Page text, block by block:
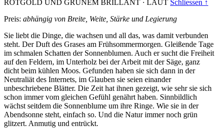
ROTGOLD UND GRÜNEM BRILLANT · LAUT Schliessen ↑
Preis: abhängig von Breite, Weite, Stärke und Legierung
Sie liebt die Dinge, die wachsen und all das, was damit verbunden
steht. Der Duft des Grases am Frühsommermorgen. Gleißende Tage
im schmalen Schatten der Sonnenblumen. Auch er sucht die Freiheit
auf den Feldern, im Unterholz bei der Arbeit mit der Säge, ganz
dicht beim kühlen Moos. Gefunden haben sie sich dann in der
Neutraliät des Internets, im Glauben sie seien einander
unbeschriebene Blätter. Die Zeit hat ihnen gezeigt, wie sehr sie sich
schon immer vom gleichen Gefühl genährt haben. Sinnbildlich
wächst seitdem die Sonnenblume um ihre Ringe. Wie sie in der
Abendsonne steht, einfach so. Und die Natur immer noch grün
glitzert. Anmutig und entrückt.